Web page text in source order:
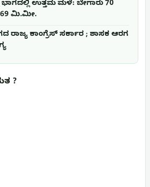
ಭಾಗದಲ್ಲಿ ಉತ್ತಮ ಮಳೆ: ಬೇಗಾರು 70
69 ಮಿ.ಮೀ.
ಕಾಂಗ್ರೆಸ್ ಸರ್ಕಾರ ; ಶಾಸಕ ಆರಗ
?